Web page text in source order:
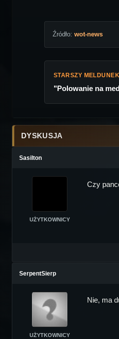
Źródło: wot-news
STARSZY MELDUNEK
"Polowanie na
DYSKUSJA
Sasilton
UŻYTKOWNICY
Czy
SerpentSierp
UŻYTKOWNICY
Nie, ma